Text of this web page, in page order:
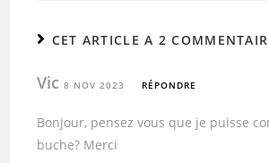
CET ARTICLE A 2
Vic8 NOV 2023 RÉPONDRE
Bonjour, pensez vous que je puisse
buche? Merci